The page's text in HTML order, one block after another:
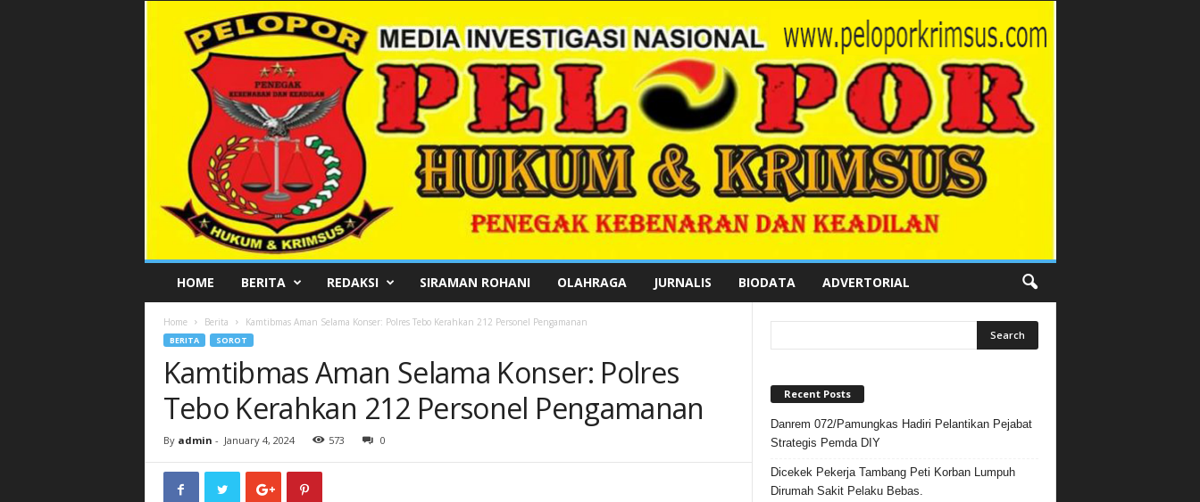
L
HOME BERITA REDAKSI SIRAMAN ROHANI OLAHRAGA JURNALIS BIODATA ADVERTORIAL
Home Berita Kamtibmas Aman Selama Konser: Polres Tebo Kerahkan 212 Personel Pengamanan
BERITA SOROT
Kamtibmas Aman Selama Konser: Polres
Tebo Kerahkan 212 Personel Pengamanan
By admin - January 4, 2024 573 0
Recent Posts
Danrem 072/Pamungkas Hadiri Pelantikan Pejabat
Strategis Pemda DIY
Dicekek Pekerja Tambang Peti Korban Lumpuh
Dirumah Sakit Pelaku Bebas.